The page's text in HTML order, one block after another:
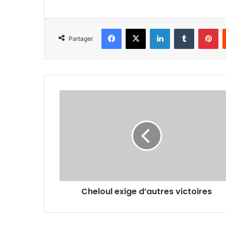
Partager
Facebook
X LinkedinTumblr
Cheloul exige d’autres victoires